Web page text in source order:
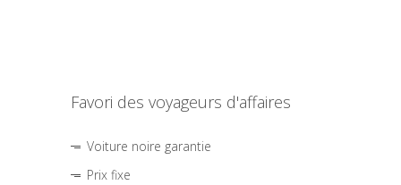
Favori des voyageurs d'affaires
Voiture noire garantie
Prix fixe